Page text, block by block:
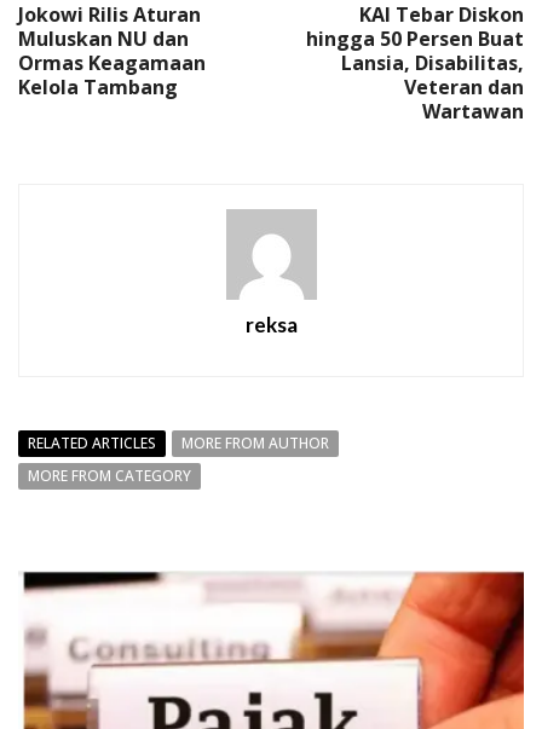
Jokowi Rilis Aturan
Muluskan NU dan
Ormas Keagamaan
Kelola Tambang
KAI Tebar Diskon
hingga 50 Persen Buat
Lansia, Disabilitas,
Veteran dan
Wartawan
reksa
RELATED ARTICLES
MORE FROM AUTHOR
MORE FROM CATEGORY